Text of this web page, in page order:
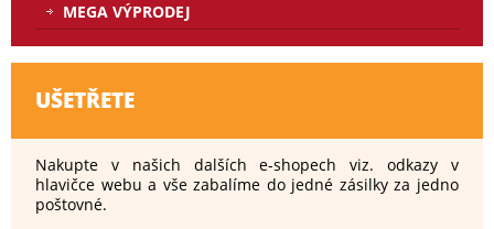
MEGA VÝPRODEJ
UŠETŘETE
Nakupte v našich dalších e-shopech viz. odkazy v
hlavičce webu a vše zabalíme do jedné zásilky za jedno
poštovné.